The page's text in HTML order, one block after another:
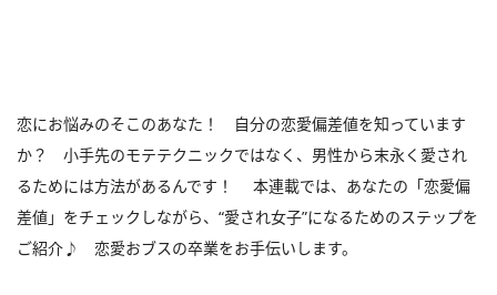
恋にお悩みのそこのあなた！ 自分の恋愛偏差値を知っています
か？ 小手先のモテテクニックではなく、男性から末永く愛され
るためには方法があるんです！ 本連載では、あなたの「恋愛偏
差値」をチェックしながら、“愛され女子”になるためのステップを
ご紹介♪ 恋愛おブスの卒業をお手伝いします。